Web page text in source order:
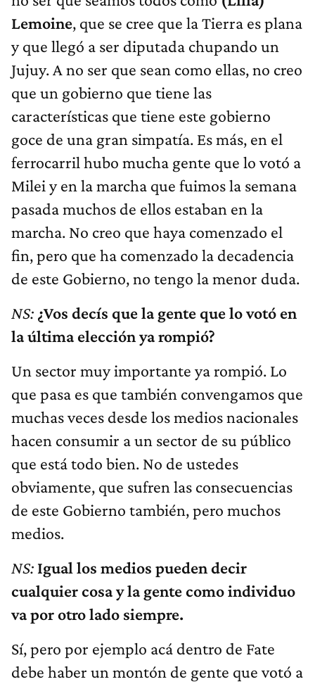
Lemoine, que se cree que la Tierra es plana
y que llegó a ser diputada chupando un
Jujuy. A no ser que sean como ellas, no creo
que un gobierno que tiene las
características que tiene este gobierno
goce de una gran simpatía. Es más, en el
ferrocarril hubo mucha gente que lo votó a
Milei y en la marcha que fuimos la semana
pasada muchos de ellos estaban en la
marcha. No creo que haya comenzado el
fin, pero que ha comenzado la decadencia
de este Gobierno, no tengo la menor duda.
NS: ¿Vos decís que la gente que lo votó en
la última elección ya rompió?
Un sector muy importante ya rompió. Lo
que pasa es que también convengamos que
muchas veces desde los medios nacionales
hacen consumir a un sector de su público
que está todo bien. No de ustedes
obviamente, que sufren las consecuencias
de este Gobierno también, pero muchos
medios.
NS: Igual los medios pueden decir
cualquier cosa y la gente como individuo
va por otro lado siempre.
Sí, pero por ejemplo acá dentro de Fate
debe haber un montón de gente que votó a